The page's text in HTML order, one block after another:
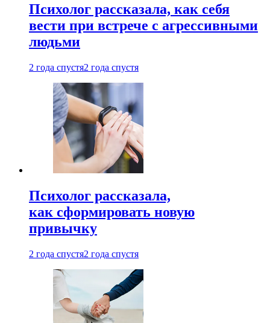
Психолог рассказала, как себя
вести при встрече с агрессивными
людьми
2 года спустя2 года спустя
Психолог рассказала,
как сформировать новую
привычку
2 года спустя2 года спустя